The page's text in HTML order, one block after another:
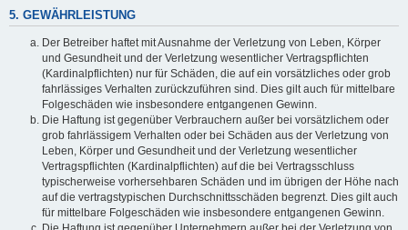
5. GEWÄHRLEISTUNG
Der Betreiber haftet mit Ausnahme der Verletzung von Leben, Körper
und Gesundheit und der Verletzung wesentlicher Vertragspflichten
(Kardinalpflichten) nur für Schäden, die auf ein vorsätzliches oder grob
fahrlässiges Verhalten zurückzuführen sind. Dies gilt auch für mittelbare
Folgeschäden wie insbesondere entgangenen Gewinn.
Die Haftung ist gegenüber Verbrauchern außer bei vorsätzlichem oder
grob fahrlässigem Verhalten oder bei Schäden aus der Verletzung von
Leben, Körper und Gesundheit und der Verletzung wesentlicher
Vertragspflichten (Kardinalpflichten) auf die bei Vertragsschluss
typischerweise vorhersehbaren Schäden und im übrigen der Höhe nach
auf die vertragstypischen Durchschnittsschäden begrenzt. Dies gilt auch
für mittelbare Folgeschäden wie insbesondere entgangenen Gewinn.